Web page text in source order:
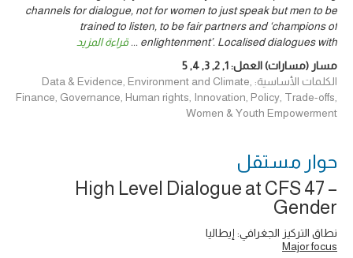
channels for dialogue, not for women to just speak but men to be
trained to listen, to be fair partners and ‘champions of
enlightenment’. Localised dialogues with
... قراءة المزيد
مسار (مسارات) العمل:1
,
2
,
3
,
4
,
5
الكلمات الأساسية: Data & Evidence, Environment and Climate,
Finance, Governance, Human rights, Innovation, Policy, Trade-offs,
Women & Youth Empowerment
حوار ‎مستقل
High Level Dialogue at CFS 47 –
Gender
نطاق التركيز الجغرافي: إيطاليا
Major focus